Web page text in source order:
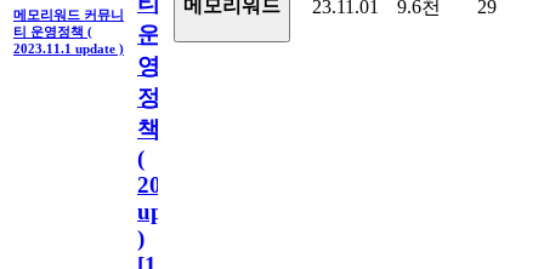
메모리워드 커뮤니
티 운영정책 (
2023.11.1 update )
운
영
정
책
(
2023.11.1
update
)
메모리워드 23.11.01 9.6천 29